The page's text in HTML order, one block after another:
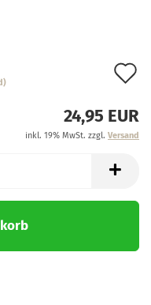
24,95 EUR
inkl. 19% MwSt. zzgl. Versand